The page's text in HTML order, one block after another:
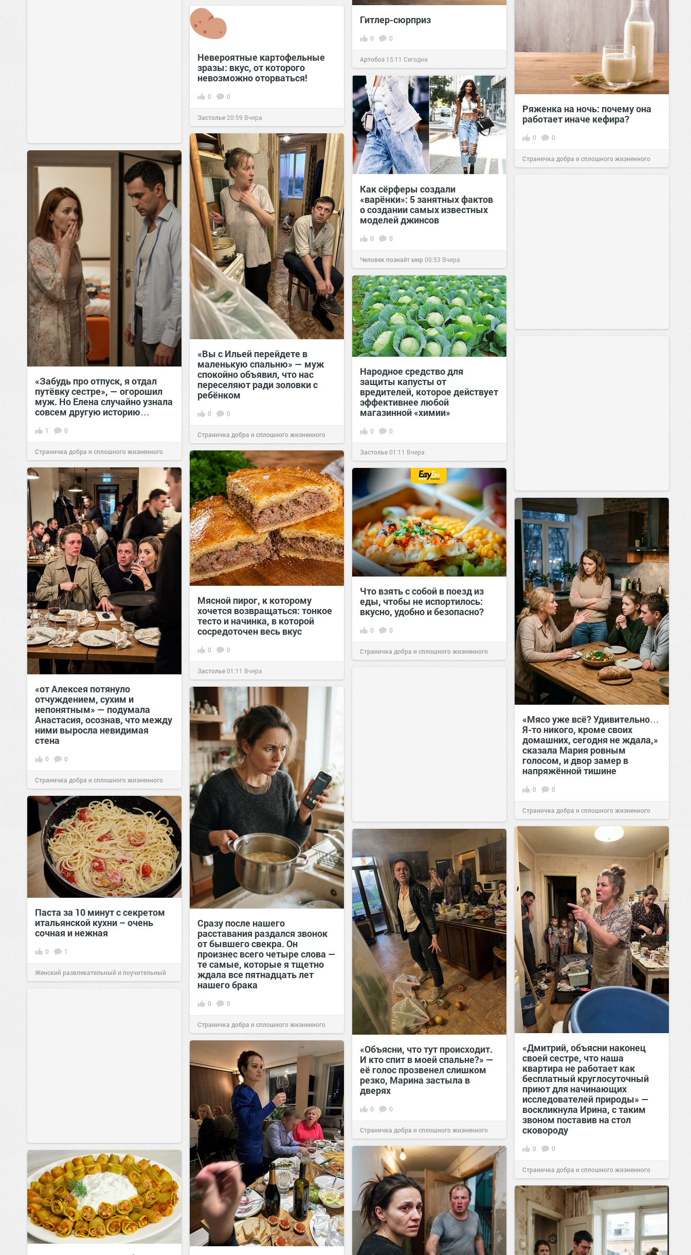
позитива! 16:38Сегодня
Гитлер-сюрприз
0 0
Артобоз 15:11 Сегодня
Ряженка на ночь: почему она
работает иначе кефира?
0 0
Страничка добра и сплошного жизненного
Невероятные картофельные
зразы: вкус, от которого
невозможно оторваться!
0 0
Застолье 20:59 Вчера
Как сёрферы создали
«варёнки»: 5 занятных фактов
о создании самых известных
моделей джинсов
0 0
Человек познаёт мир00:53 Вчера
«Вы с Ильей перейдете в
маленькую спальню» — муж
спокойно объявил, что нас
переселяют ради золовки с
ребёнком
0 0
Страничка добра и сплошного жизненного
позитива!17:38Вчера
«Забудь про отпуск, я отдал
путёвку сестре», — огорошил
муж. Но Елена случайно узнала
совсем другую историю…
1 0
Страничка добра и сплошного жизненного
позитива!00:28Вчера
Народное средство для
защиты капусты от
вредителей, которое действует
эффективнее любой
магазинной «химии»
0 0
Застолье01:11 Вчера
Мясной пирог, к которому
хочется возвращаться: тонкое
тесто и начинка, в которой
сосредоточен весь вкус
0 0
Застолье01:11 Вчера
«от Алексея потянуло
отчуждением, сухим и
непонятным» — подумала
Анастасия, осознав, что между
ними выросла невидимая
стена
0 0
Страничка добра и сплошного жизненного
позитива!13:38Сегодня
Что взять с собой в поезд из
еды, чтобы не испортилось:
вкусно, удобно и безопасно?
0 0
Страничка добра и сплошного жизненного
«Мясо уже всё? Удивительно…
Я-то никого, кроме своих
домашних, сегодня не ждала,»
сказала Мария ровным
голосом, и двор замер в
напряжённой тишине
0 0
Страничка добра и сплошного жизненного
позитива!15:38Вчера
Сразу после нашего
расставания раздался звонок
от бывшего свекра. Он
произнес всего четыре слова —
те самые, которые я тщетно
ждала все пятнадцать лет
нашего брака
0 0
Страничка добра и сплошного жизненного
позитива!00:29Вчера
Паста за 10 минут с секретом
итальянской кухни – очень
сочная и нежная
0 1
Женский развлекательный и поучительный
«Дмитрий, объясни наконец
своей сестре, что наша
квартира не работает как
бесплатный круглосуточный
приют для начинающих
исследователей природы» —
воскликнула Ирина, с таким
звоном поставив на стол
сковороду
0 0
Страничка добра и сплошного жизненного
позитива!00:28Вчера
«Объясни, что тут происходит.
И кто спит в моей спальне?» —
её голос прозвенел слишком
резко, Марина застыла в
дверях
0 0
Страничка добра и сплошного жизненного
позитива!11:38Сегодня